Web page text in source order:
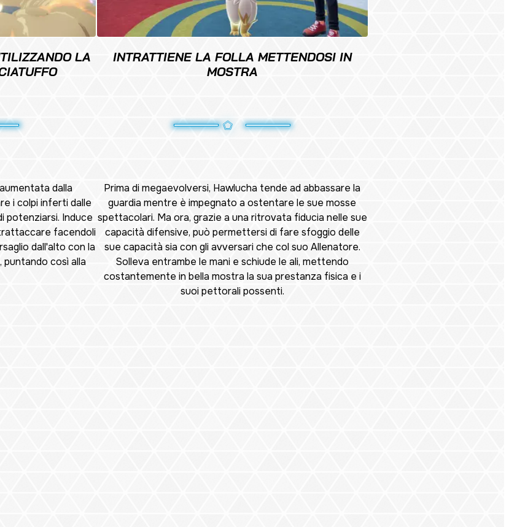
LA
dalla
i colpi inferti dalle
potenziarsi. Induce
facendoli
dall'alto con la
così alla
INTRATTIENE LA FOLLA METTENDOSI IN
MOSTRA
Prima di megaevolversi, Hawlucha tende ad abbassare la
guardia mentre è impegnato a ostentare le sue mosse
spettacolari. Ma ora, grazie a una ritrovata fiducia nelle sue
capacità difensive, può permettersi di fare sfoggio delle
sue capacità sia con gli avversari che col suo Allenatore.
Solleva entrambe le mani e schiude le ali, mettendo
costantemente in bella mostra la sua prestanza fisica e i
suoi pettorali possenti.